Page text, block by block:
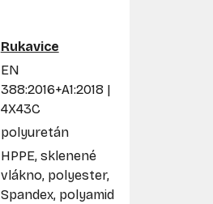
Rukavice
EN
388:2016+A1:2018 |
4X43C
polyuretán
HPPE, sklenené
vlákno, polyester,
Spandex, polyamid